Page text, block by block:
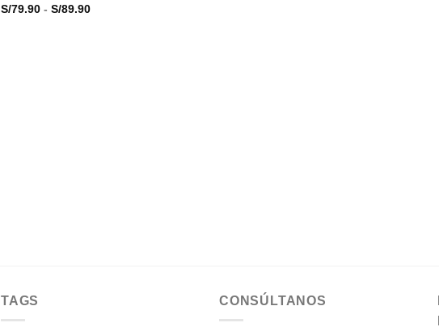
S/79.90 - S/89.90Rango
TAGS CONSÚLTANOS